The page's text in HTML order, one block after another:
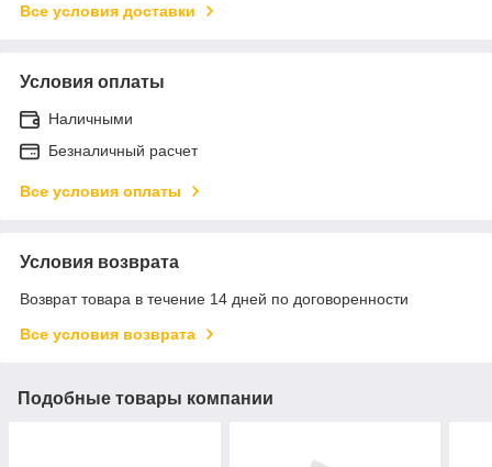
Все условия доставки
Условия оплаты
Наличными
Безналичный расчет
Все условия оплаты
Условия возврата
Возврат товара в течение 14 дней по договоренности
Все условия возврата
Подобные товары компании